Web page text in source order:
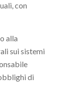
con
alla
sui sistemi
di